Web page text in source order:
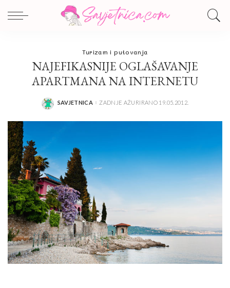
Turizam i putovanja
NAJEFIKASNIJE OGLAŠAVANJE
APARTMANA NA INTERNETU
POSTED
SAVJETNICA ZADNJE AŽURIRANO 19.05.2012.